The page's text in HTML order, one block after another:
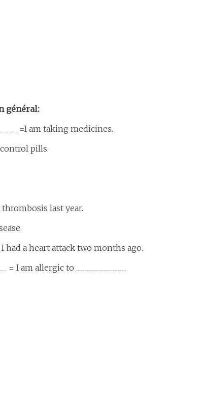
général:
=I am taking medicines.
pills.
last year.
had a heart attack two months ago.
= I am allergic to ___________